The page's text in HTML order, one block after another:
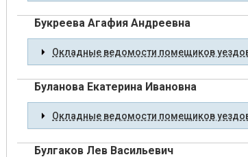
Букреева Агафия Андреевна
Окладные ведомости помещиков
Буланова Екатерина Ивановна
Окладные ведомости помещиков
Булгаков Лев Васильевич